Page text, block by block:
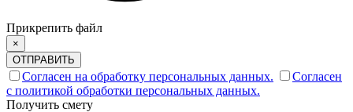
Прикрепить файл
×
ОТПРАВИТЬ
Согласен на обработку персональных данных.
Согласен
с политикой обработки персональных данных.
Получить смету